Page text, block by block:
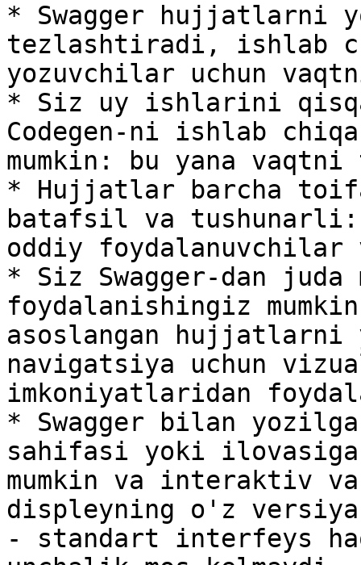
* Swagger hujjatlarni
tezlashtiradi, ishlab
yozuvchilar uchun
* Siz uy ishlarini
Codegen-ni ishlab
mumkin: bu yana
* Hujjatlar barcha
batafsil va
oddiy
* Siz Swagger-dan juda
foydalanishingiz
asoslangan
navigatsiya uchun
imkoniyatlaridan
* Swagger bilan
sahifasi yoki
mumkin va interaktiv
displeyning o'z
- standart interfeys